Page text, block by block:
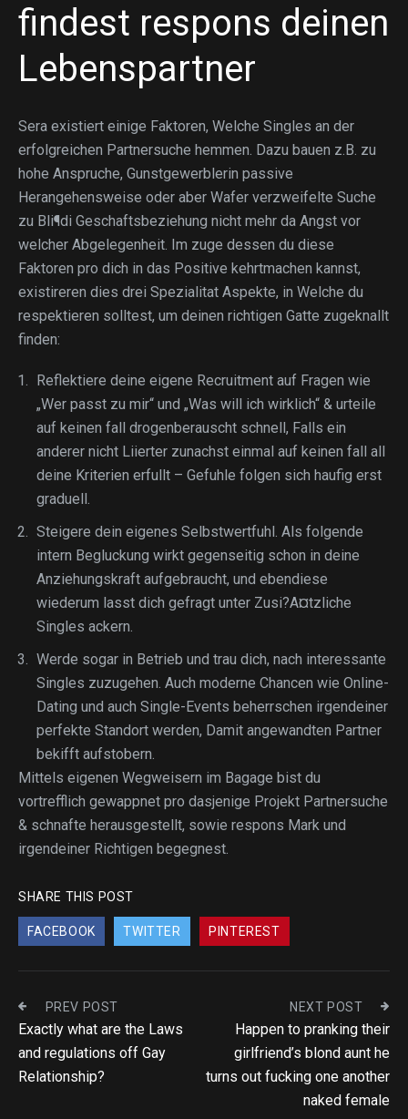
findest respons deinen
Lebenspartner
Sera existiert einige Faktoren, Welche Singles an der
erfolgreichen Partnersuche hemmen. Dazu bauen z.B. zu
hohe Anspruche, Gunstgewerblerin passive
Herangehensweise oder aber Wafer verzweifelte Suche
zu Bli¶di Geschaftsbeziehung nicht mehr da Angst vor
welcher Abgelegenheit. Im zuge dessen du diese
Faktoren pro dich in das Positive kehrtmachen kannst,
existireren dies drei Spezialitat Aspekte, in Welche du
respektieren solltest, um deinen richtigen Gatte zugeknallt
finden:
Reflektiere deine eigene Recruitment auf Fragen wie
„Wer passt zu mir“ und „Was will ich wirklich“ & urteile
auf keinen fall drogenberauscht schnell, Falls ein
anderer nicht Liierter zunachst einmal auf keinen fall all
deine Kriterien erfullt – Gefuhle folgen sich haufig erst
graduell.
Steigere dein eigenes Selbstwertfuhl. Als folgende
intern Begluckung wirkt gegenseitig schon in deine
Anziehungskraft aufgebraucht, und ebendiese
wiederum lasst dich gefragt unter Zusi?A¤tzliche
Singles ackern.
Werde sogar in Betrieb und trau dich, nach interessante
Singles zuzugehen. Auch moderne Chancen wie Online-
Dating und auch Single-Events beherrschen irgendeiner
perfekte Standort werden, Damit angewandten Partner
bekifft aufstobern.
Mittels eigenen Wegweisern im Bagage bist du
vortrefflich gewappnet pro dasjenige Projekt Partnersuche
& schnafte herausgestellt, sowie respons Mark und
irgendeiner Richtigen begegnest.
SHARE THIS POST
FACEBOOK TWITTER PINTEREST
PREV POST
Exactly what are the Laws
and regulations off Gay
Relationship?
NEXT POST
Happen to pranking their
girlfriend’s blond aunt he
turns out fucking one another
naked female